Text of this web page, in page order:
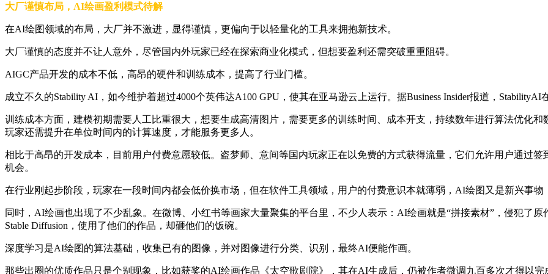
大厂谨慎布局，AI绘画盈利模式待解
在AI绘图领域的布局，大厂并不激进，显得谨慎，更偏向于以轻量化的工具来拥抱新技术。
大厂谨慎的态度并不让人意外，尽管国内外玩家已经在探索商业化模式，但想要盈利还需突破重重阻碍。
AIGC产品开发的成本不低，高昂的硬件和训练成本，提高了行业门槛。
成立不久的Stability AI，如今维护着超过4000个英伟达A100 GPU，使其在亚马逊云上运行。据Business Insider报道，StabilityAI
训练成本方面，建模初期需要人工比重很大，想要生成高清图片，需要更多的训练时间、成本开支，持续数年进行算法优化
玩家还需提升在单位时间内的计算速度，才能服务更多人。
相比于高昂的开发成本，目前用户付费意愿较低。盗梦师、意间等国内玩家正在以免费的方式获得流量，它们允许用户通过
机会。
在行业刚起步阶段，玩家在一段时间内都会低价换市场，但在软件工具领域，用户的付费意识本就薄弱，AI绘图又是新兴事物
同时，AI绘画也出现了不少乱象。在微博、小红书等画家大量聚集的平台里，不少人表示：AI绘画就是“拼接素材”，侵犯了
Stable Diffusion，使用了他们的作品，却砸他们的饭碗。
深度学习是AI绘图的算法基础，收集已有的图像，并对图像进行分类、识别，最终AI便能作画。
那些出圈的优质作品只是个别现象，比如获奖的AI绘画作品《太空歌剧院》，其在AI生成后，仍被作者微调九百多次才得以完